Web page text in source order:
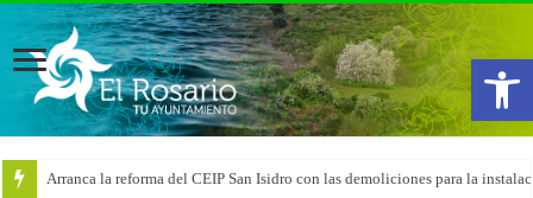
Abrir
Arranca la reforma del CEIP San Isidro con las demoliciones para la